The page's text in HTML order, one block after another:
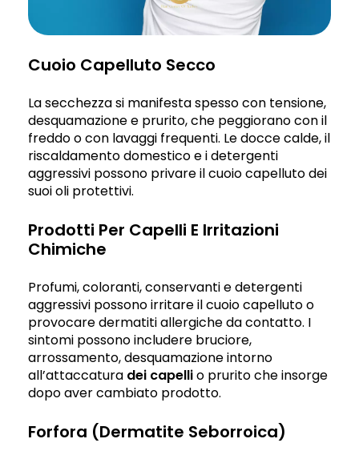
Cuoio Capelluto Secco
La secchezza si manifesta spesso con tensione,
desquamazione e prurito, che peggiorano con il
freddo o con lavaggi frequenti. Le docce calde, il
riscaldamento domestico e i detergenti
aggressivi possono privare il cuoio capelluto dei
suoi oli protettivi.
Prodotti Per Capelli E Irritazioni
Chimiche
Profumi, coloranti, conservanti e detergenti
aggressivi possono irritare il cuoio capelluto o
provocare dermatiti allergiche da contatto. I
sintomi possono includere bruciore,
arrossamento, desquamazione intorno
all’attaccatura dei capellio prurito che insorge
dopo aver cambiato prodotto.
Forfora (dermatite Seborroica)